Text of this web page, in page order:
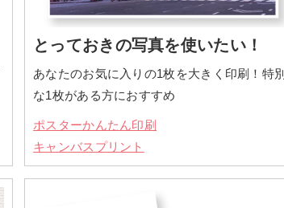
とっておきの写真を使いたい！
あなたのお気に入りの1枚を大きく印刷！特別
な1枚がある方におすすめ
ポスターかんたん印刷
キャンバスプリント